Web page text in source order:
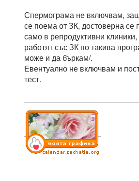
Спермограма не включвам,
се поема от ЗК, достоверна се
само в репродуктивни
работят със ЗК по такива
може и да бъркам/.
Евентуално не включвам и
тест.